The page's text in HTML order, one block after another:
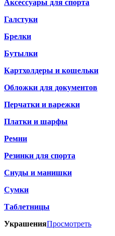
Аксессуары для спорта
Галстуки
Брелки
Бутылки
Картхолдеры и кошельки
Обложки для документов
Перчатки и варежки
Платки и шарфы
Ремни
Резинки для спорта
Снуды и манишки
Сумки
Таблетницы
УкрашенияПросмотреть